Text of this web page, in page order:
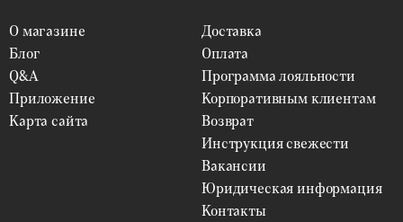
О магазине
Блог
Q&A
Приложение
Карта сайта
Доставка
Оплата
Программа лояльности
Корпоративным клиентам
Возврат
Инструкция свежести
Вакансии
Юридическая информация
Контакты